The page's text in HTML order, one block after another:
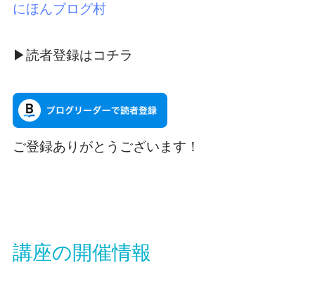
にほんブログ村
▶読者登録はコチラ
ご登録ありがとうございます！
講座の開催情報